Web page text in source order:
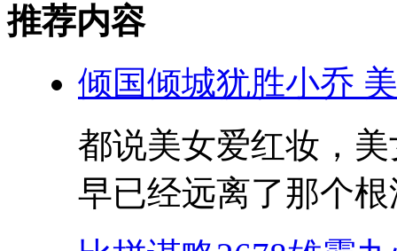
推荐内容
倾国倾城犹胜小乔
都说美女爱红妆，
早已经远离了那个